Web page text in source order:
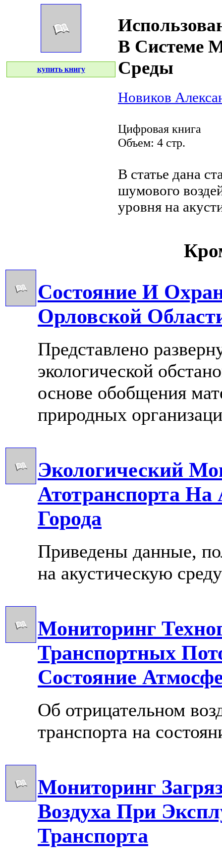
купить книгу
В Системе
Среды
Новиков
Цифровая книга
Объем: 4 стр.
В статье дана
шумового
уровня на
Состояние И
Орловской
Представлено
экологической
основе обобщения
природных
Экологический
Атотранспорта На
Города
Приведены данные,
на акустическую
Мониторинг
Транспортных
Состояние
Об отрицательном
транспорта на
Мониторинг
Воздуха При
Транспорта